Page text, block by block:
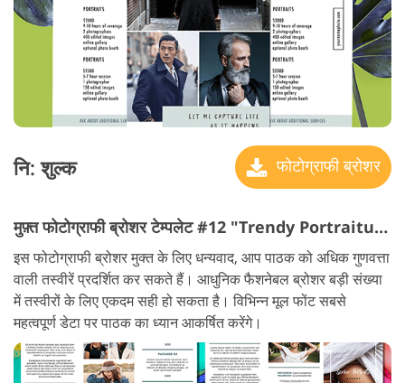
नि: शुल्क फोटोग्राफी ब्रोशर
मुफ़्त फोटोग्राफी ब्रोशर टेम्पलेट #12 "Trendy Portraiture"
इस फोटोग्राफी ब्रोशर मुक्त के लिए धन्यवाद, आप पाठक को अधिक गुणवत्ता
वाली तस्वीरें प्रदर्शित कर सकते हैं। आधुनिक फैशनेबल ब्रोशर बड़ी संख्या
में तस्वीरों के लिए एकदम सही हो सकता है। विभिन्न मूल फोंट सबसे
महत्वपूर्ण डेटा पर पाठक का ध्यान आकर्षित करेंगे।